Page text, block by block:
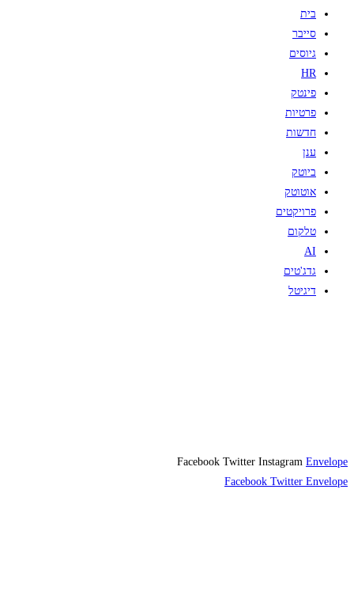
בית
סייבר
גיוסים
HR
פינטק
פרטיות
חדשות
ענן
ביוטק
אוטוטק
פרויקטים
טלקום
AI
גדג'טים
דיגיטל
Facebook Twitter Instagram Envelope
Facebook Twitter Envelope